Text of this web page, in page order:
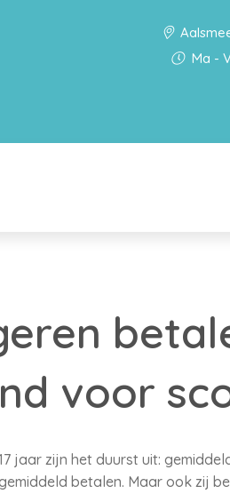
Ma -
voor
jaar zijn het duurst uit:
betalen. Maar ook zij